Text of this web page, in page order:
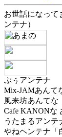
お世話になって
ンテナ）
ぷぅアンテナ
Mix-JAMあんて
風来坊あんてな
Cafe KANONな
うたまるアンテ
やねヘンテナ「